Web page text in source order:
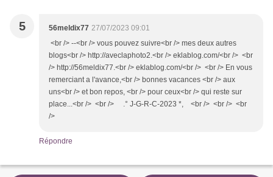
5 56meldix77 27/07/2023 09:01
<br /> --<br /> vous pouvez suivre<br /> mes deux autres
blogs<br /> http://aveclaphoto2.<br /> eklablog.com/<br /> <br
/> http://56meldix77.<br /> eklablog.com/<br /> <br /> En vous
remerciant a l'avance,<br /> bonnes vacances <br /> aux
uns<br /> et bon repos, <br /> pour ceux<br /> qui reste sur
place...<br /> <br /> .° J-G-R-C-2023 *, <br /> <br /> <br
/>
Répondre